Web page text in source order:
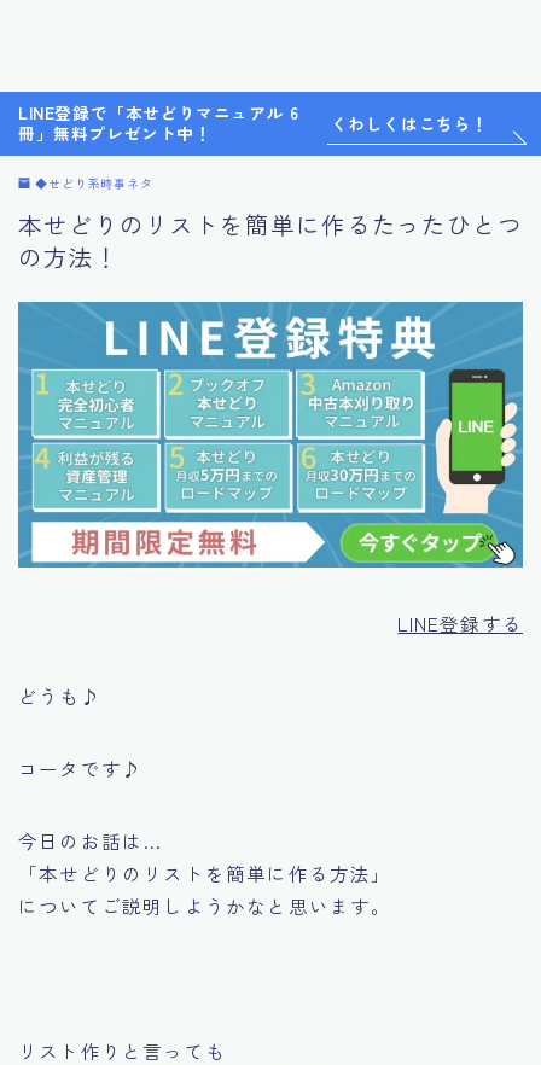
LINE登録で「本せどりマニュアル 6
冊」無料プレゼント中！
くわしくはこちら！
◆せどり系時事ネタ
本せどりのリストを簡単に作るたったひとつ
の方法！
LINE登録する
どうも♪
コータです♪
今日のお話は…
「本せどりのリストを簡単に作る方法」
についてご説明しようかなと思います。
リスト作りと言っても